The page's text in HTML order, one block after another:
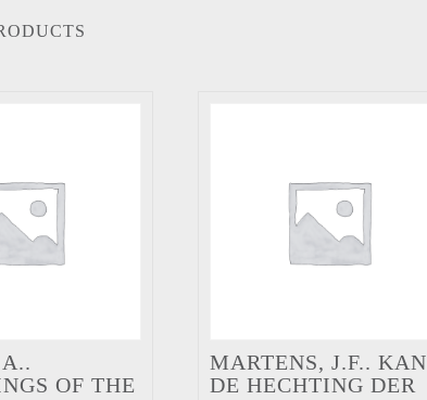
OF THE
MARTENS, J.F.. KAN
DE HECHTING DER